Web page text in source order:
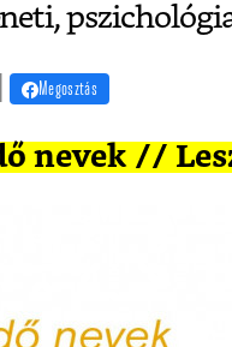
Megosztás
nevek //